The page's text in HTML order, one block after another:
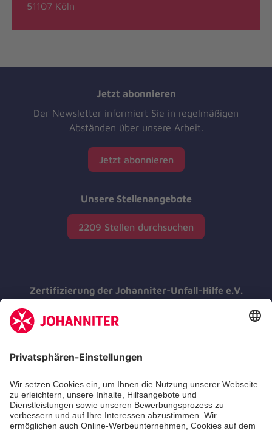
51107 Köln
Jetzt abonnieren
Der Newsletter informiert Sie in regelmäßigen
Abständen über unsere Arbeit.
Jetzt abonnieren
Unsere Stellenangebote
2209 Stellen durchsuchen
Zertifizierung der Johanniter-Unfall-Hilfe e.V.
Die Johanniter GmbH führt das
e.V.